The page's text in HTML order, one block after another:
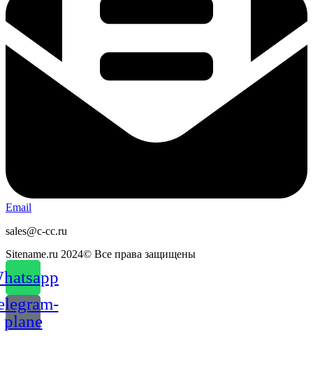
Email
sales@c-cc.ru
Sitename.ru 2024© Все права защищены
plane